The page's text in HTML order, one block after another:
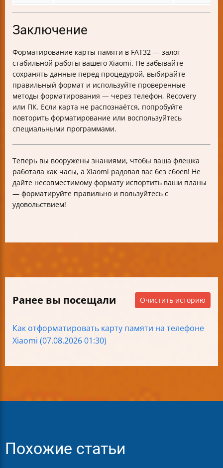
Заключение
Форматирование карты памяти в FAT32 — залог
стабильной работы вашего Xiaomi. Не забывайте
сохранять данные перед процедурой, выбирайте
правильный формат и используйте проверенные
методы форматирования — через телефон, Recovery
или ПК. Если карта не распознаётся, попробуйте
повторить форматирование или воспользуйтесь
специальными программами.
Теперь вы вооружены знаниями, чтобы ваша флешка
работала как часы, а Xiaomi радовал вас без сбоев! Не
дайте несовместимому формату испортить ваши планы
— форматируйте правильно и пользуйтесь с
удовольствием!
Ранее вы посещали Очистить историю
Как отформатировать карту памяти на телефоне
Xiaomi (07.08.2026 01:30)
Похожие статьи